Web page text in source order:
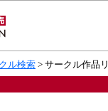
ル検索 > サークル作品